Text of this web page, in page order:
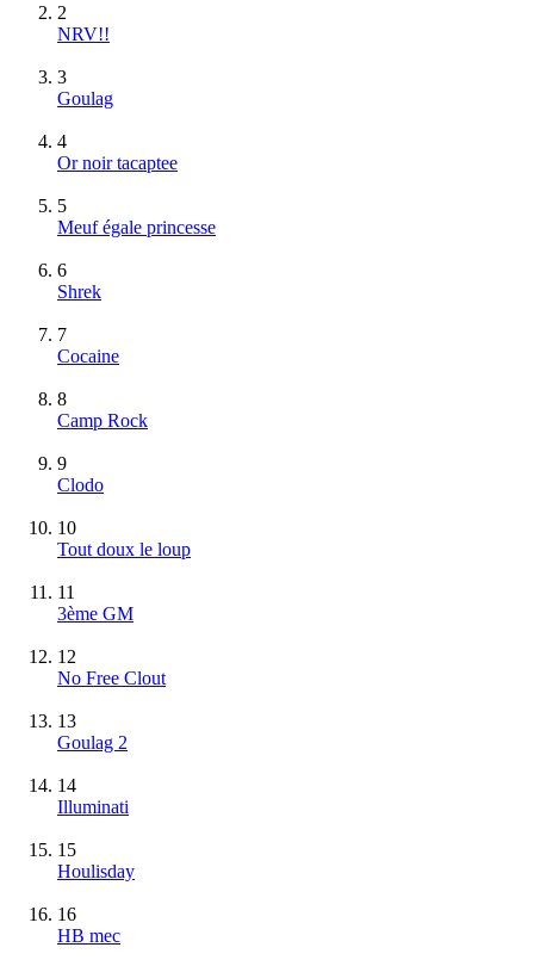
2
NRV!!
3
Goulag
4
Or noir tacaptee
5
Meuf égale princesse
6
Shrek
7
Cocaine
8
Camp Rock
9
Clodo
10
Tout doux le loup
11
3ème GM
12
No Free Clout
13
Goulag 2
14
Illuminati
15
Houlisday
16
HB mec